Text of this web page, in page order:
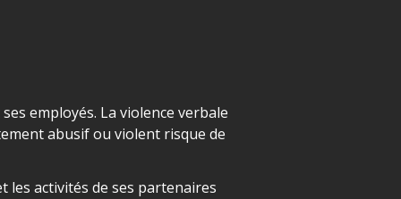
employés. La violence verbale
abusif ou violent risque de
les activités de ses partenaires